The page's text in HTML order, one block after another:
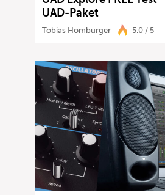
UAD-Paket
Tobias Homburger 5.0 / 5